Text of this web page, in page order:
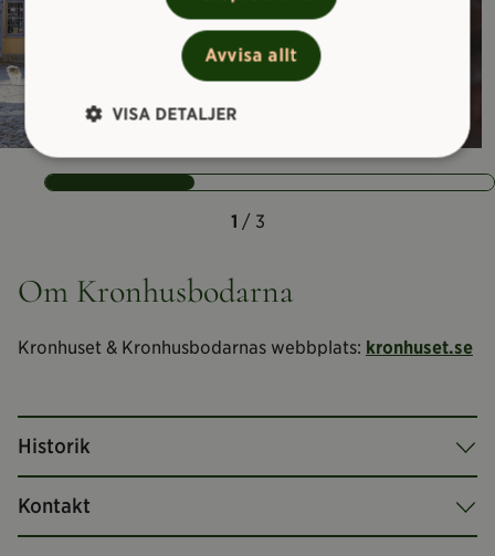
1 / 3
Om Kronhusbodarna
Kronhuset & Kronhusbodarnas webbplats: kronhuset.se
Historik
Kontakt
Avvisa allt
VISA DETALJER